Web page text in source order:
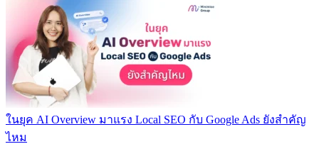
ในยุค AI Overview มาแรง Local SEO กับ Google Ads ยังสำคัญ
ไหม